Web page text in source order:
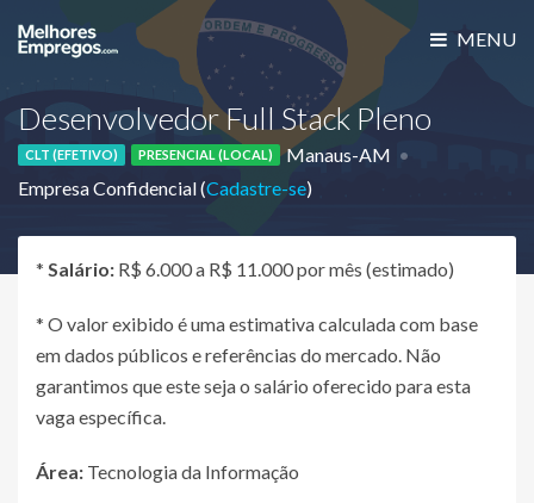
MENU
Desenvolvedor Full Stack Pleno
CLT (EFETIVO) PRESENCIAL (LOCAL)
Manaus-AM
Empresa Confidencial (Cadastre-se)
* Salário: R$ 6.000 a R$ 11.000 por mês (estimado)
* O valor exibido é uma estimativa calculada com base
em dados públicos e referências do mercado. Não
garantimos que este seja o salário oferecido para esta
vaga específica.
Área: Tecnologia da Informação